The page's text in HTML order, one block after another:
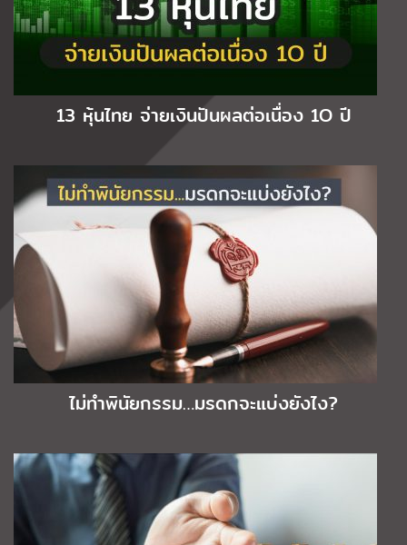
13 หุ้นไทย จ่ายเงินปันผลต่อเนื่อง 1O ปี
ไม่ทำพินัยกรรม…มรดกจะแบ่งยังไง?